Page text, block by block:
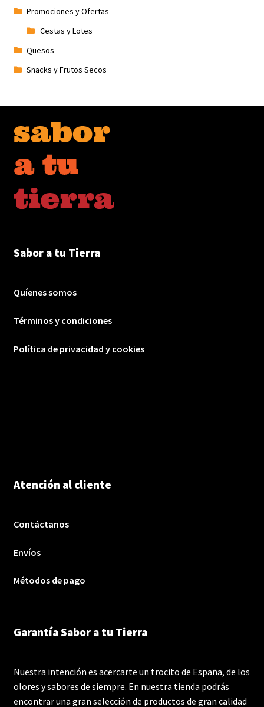
Promociones y Ofertas
Cestas y Lotes
Quesos
Snacks y Frutos Secos
Sabor a tu Tierra
Quíenes somos
Términos y condiciones
Política de privacidad y cookies
Atención al cliente
Contáctanos
Envíos
Métodos de pago
Garantía Sabor a tu Tierra
Nuestra intención es acercarte un trocito de España, de los
olores y sabores de siempre. En nuestra tienda podrás
encontrar una gran selección de productos de gran calidad